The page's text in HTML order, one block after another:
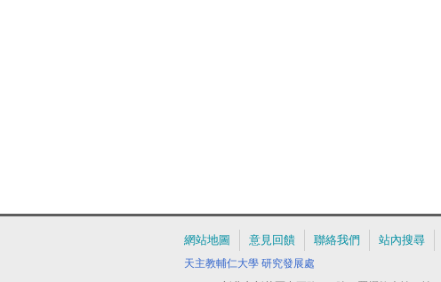
網站地圖 意見回饋 聯絡我們 站內搜尋
天主教輔仁大學 研究發展處